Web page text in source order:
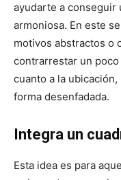
ayudarte a conseguir
armoniosa. En este
motivos abstractos o
contrarrestar un
cuanto a la
forma desenfadada.
Integra un
Esta idea es para